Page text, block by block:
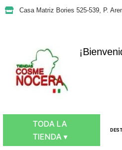
Casa Matriz Bories 525-539, P.
TODA LA
TIENDA ▾